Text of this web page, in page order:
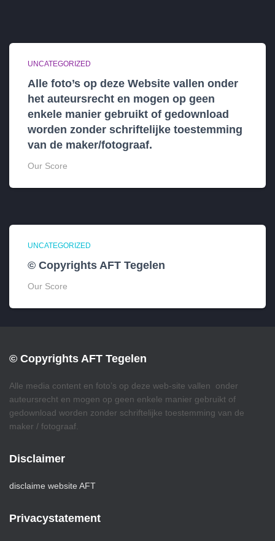
UNCATEGORIZED
Alle foto’s op deze Website vallen onder
het auteursrecht en mogen op geen
enkele manier gebruikt of gedownload
worden zonder schriftelijke toestemming
van de maker/fotograaf.
Our Score
UNCATEGORIZED
© Copyrights AFT Tegelen
Our Score
© Copyrights AFT Tegelen
Alle media content en foto’s op deze web-site vallen onder
auteursrecht en mogen op geen enkele manier gebruikt of
gedownload worden zonder schriftelijke toestemming van de
maker / fotograaf.
Disclaimer
disclaime website AFT
Privacystatement